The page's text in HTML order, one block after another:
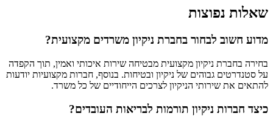
שאלות נפוצות
מדוע חשוב לבחור בחברת ניקיון משרדים מקצועית?
בחירה בחברת ניקיון מקצועית מבטיחה שירות איכותי ואמין, תוך הקפדה
על סטנדרטים גבוהים של ניקיון ובטיחות. בנוסף, חברות מקצועיות יודעות
להתאים את שירותי הניקיון לצרכים הייחודיים של כל משרד.
כיצד חברות ניקיון תורמות לבריאות העובדים?